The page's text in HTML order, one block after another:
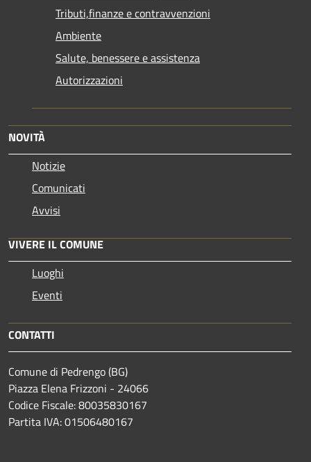
Tributi,finanze e contravvenzioni
Ambiente
Salute, benessere e assistenza
Autorizzazioni
NOVITÀ
Notizie
Comunicati
Avvisi
VIVERE IL COMUNE
Luoghi
Eventi
CONTATTI
Comune di Pedrengo (BG)
Piazza Elena Frizzoni - 24066
Codice Fiscale: 80035830167
Partita IVA: 01506480167